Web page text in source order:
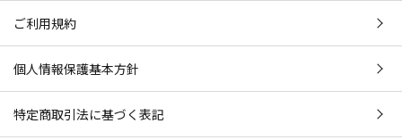
ご利用規約
個人情報保護基本方針
特定商取引法に基づく表記